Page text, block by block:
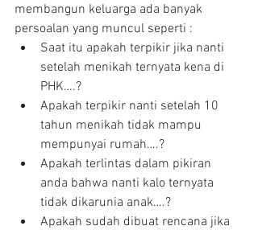
membangun keluarga ada banyak
persoalan yang muncul seperti :
Saat itu apakah terpikir jika nanti
setelah menikah ternyata kena di
PHK….?
Apakah terpikir nanti setelah 10
tahun menikah tidak mampu
mempunyai rumah….?
Apakah terlintas dalam pikiran
anda bahwa nanti kalo ternyata
tidak dikarunia anak….?
Apakah sudah dibuat rencana jika